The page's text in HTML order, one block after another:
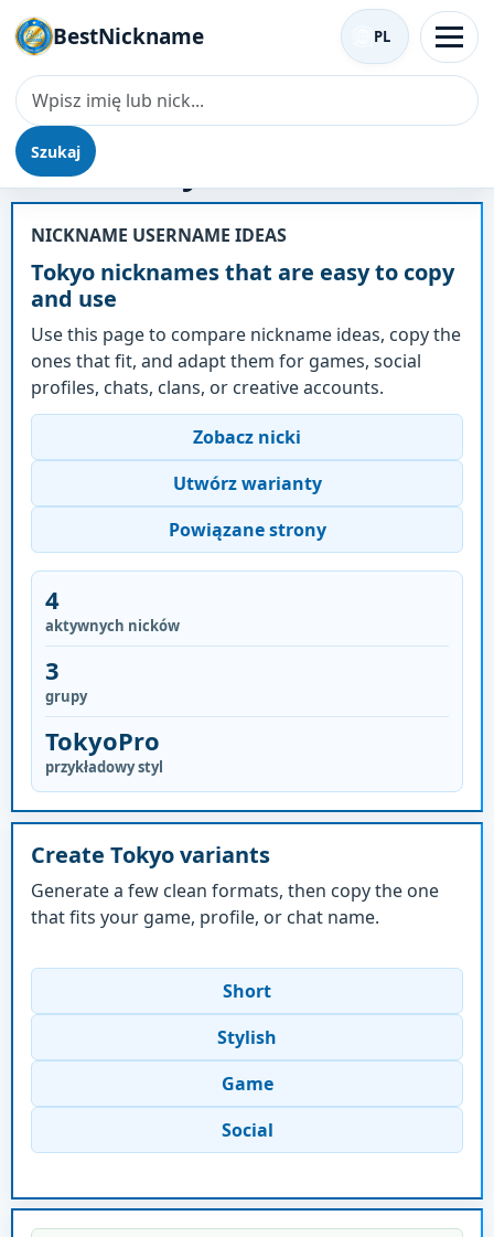
BestNickname
Szukaj
PL
Nick - Tokyo
NICKNAME USERNAME IDEAS
Tokyo nicknames that are easy to copy
and use
Use this page to compare nickname ideas, copy the
ones that fit, and adapt them for games, social
profiles, chats, clans, or creative accounts.
Zobacz nicki
Utwórz warianty
Powiązane strony
4
aktywnych nicków
3
grupy
TokyoPro
przykładowy styl
Create Tokyo variants
Generate a few clean formats, then copy the one
that fits your game, profile, or chat name.
Short
Stylish
Game
Social